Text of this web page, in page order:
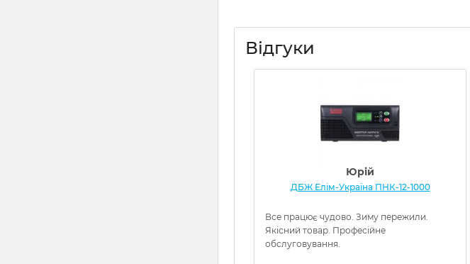
Відгуки
Юрій
ДБЖ Елім-Україна ПНК-12-1000
Все працює чудово. Зиму пережили.
Якісний товар. Професійне
обслуговування.